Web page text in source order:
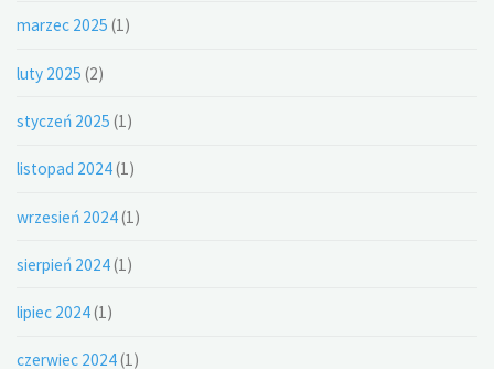
marzec 2025 (1)
luty 2025 (2)
styczeń 2025 (1)
listopad 2024(1)
wrzesień 2024(1)
sierpień 2024(1)
lipiec 2024(1)
czerwiec 2024(1)